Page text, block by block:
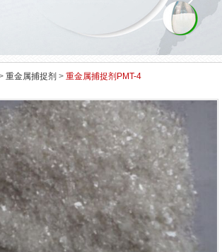
重金属捕捉剂 > 重金属捕捉剂PMT-4